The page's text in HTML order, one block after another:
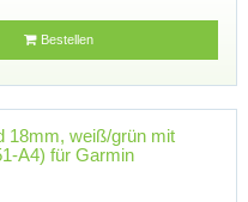
Bestellen
18mm, weiß/grün mit
A4) für Garmin